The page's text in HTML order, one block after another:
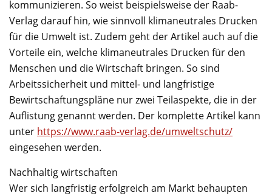
kommunizieren. So weist beispielsweise der Raab-
Verlag darauf hin, wie sinnvoll klimaneutrales Drucken
für die Umwelt ist. Zudem geht der Artikel auch auf die
Vorteile ein, welche klimaneutrales Drucken für den
Menschen und die Wirtschaft bringen. So sind
Arbeitssicherheit und mittel- und langfristige
Bewirtschaftungspläne nur zwei Teilaspekte, die in der
Auflistung genannt werden. Der komplette Artikel kann
unter https://www.raab-verlag.de/umweltschutz/
eingesehen werden.
Nachhaltig wirtschaften
Wer sich langfristig erfolgreich am Markt behaupten